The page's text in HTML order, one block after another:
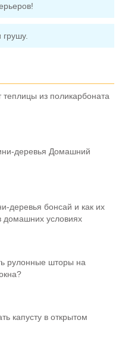
из поликарбоната
деревья Домашний
деревья бонсай и как их
домашних условиях
рулонные шторы на
капусту в открытом